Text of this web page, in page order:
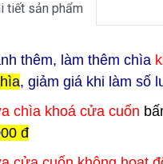
tiết sản phẩm
thêm, làm thêm chìa
, giảm giá khi làm số
chìa khoá cửa cuốn
đ